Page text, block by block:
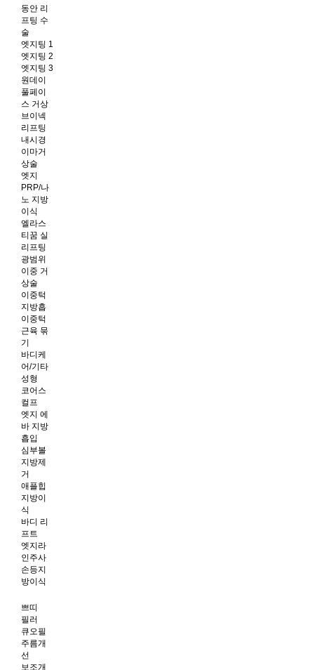
동안 리
프팅 수
술
엣지팅 1
엣지팅 2
엣지팅 3
원데이
풀페이
스 거상
브이넥
리프팅
내시경
이마거
상술
엣지
PRP/나
노 지방
이식
엘라스
티꿈 실
리프팅
광범위
이중 거
상술
이중턱
지방흡
이중턱
근육 묶
기
바디케
어/기타
성형
코어스
컬프
엣지 에
바 지방
흡입
심부볼
지방제
거
애플힙
지방이
식
바디 리
프트
엣지라
인주사
손등지
방이식
쁘띠
필러
큐오필
주름개
선
보조개